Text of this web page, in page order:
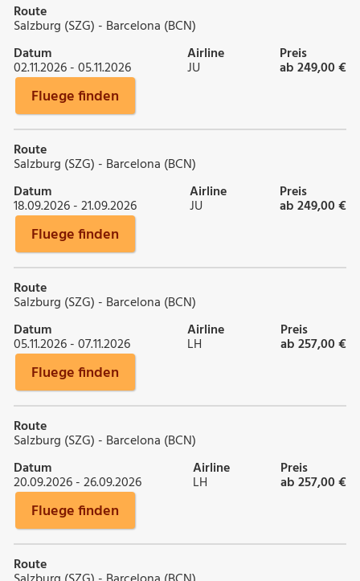
Route
Salzburg (SZG) - Barcelona (BCN)
Datum
02.11.2026 - 05.11.2026
Airline
JU
Preis
ab 249,00 €
Fluege finden
Route
Salzburg (SZG) - Barcelona (BCN)
Datum
18.09.2026 - 21.09.2026
Airline
JU
Preis
ab 249,00 €
Fluege finden
Route
Salzburg (SZG) - Barcelona (BCN)
Datum
05.11.2026 - 07.11.2026
Airline
LH
Preis
ab 257,00 €
Fluege finden
Route
Salzburg (SZG) - Barcelona (BCN)
Datum
20.09.2026 - 26.09.2026
Airline
LH
Preis
ab 257,00 €
Fluege finden
Route